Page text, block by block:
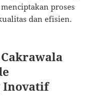
proses
dan efisien.
Inovatif